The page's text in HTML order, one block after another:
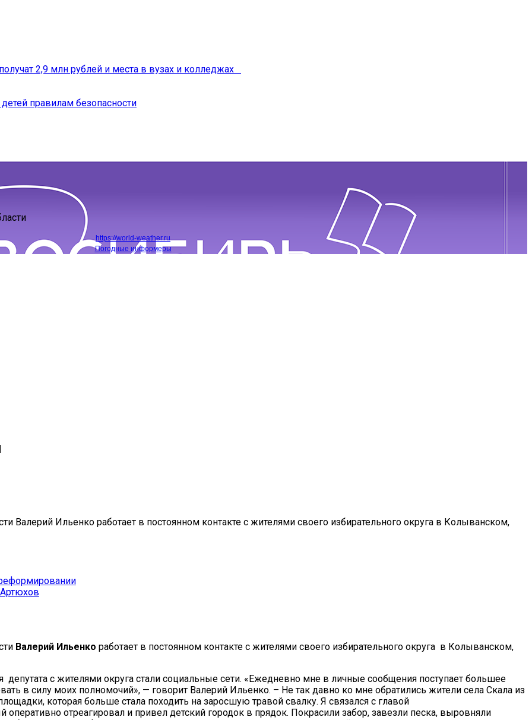
2,9 млн рублей и места в вузах и колледжах
правилам безопасности
https://world-weather.ru
Погодные информеры
Валерий Ильенко работает в постоянном контакте с жителями своего избирательного округа в Колыванском,
Валерий Ильенко работает в постоянном контакте с жителями своего избирательного округа в Колыванском,
с жителями округа стали социальные сети. «Ежедневно мне в личные сообщения поступает большее
в силу моих полномочий», — говорит Валерий Ильенко. – Не так давно ко мне обратились жители села Скала из
которая больше стала походить на заросшую травой свалку. Я связался с главой
оперативно отреагировал и привел детский городок в прядок. Покрасили забор, завезли песка, выровняли